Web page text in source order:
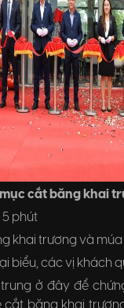
cắt băng khai
5 phút
khai trương và múa
biểu, các vị khách
ở đây để